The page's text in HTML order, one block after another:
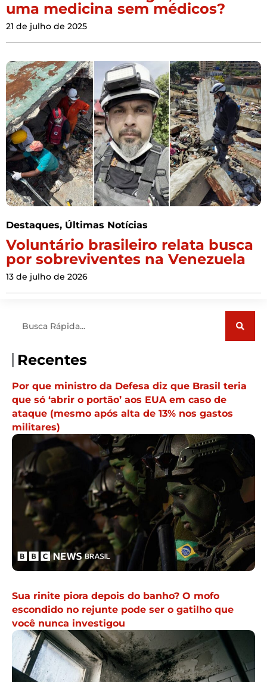
uma medicina sem médicos?
21 de julho de 2025
Destaques, Últimas Notícias
Voluntário brasileiro relata busca
por sobreviventes na Venezuela
13 de julho de 2026
Recentes
Por que ministro da Defesa diz que Brasil teria
que só ‘abrir o portão’ aos EUA em caso de
ataque (mesmo após alta de 13% nos gastos
militares)
Sua rinite piora depois do banho? O mofo
escondido no rejunte pode ser o gatilho que
você nunca investigou